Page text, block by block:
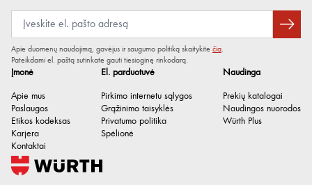
Įmonė
Apie mus
Paslaugos
Etikos kodeksas
Karjera
Kontaktai
El. parduotuvė
Pirkimo internetu sąlygos
Grąžinimo taisyklės
Privatumo politika
Spėlionė
Naudinga
Prekių katalogai
Naudingos nuorodos
Würth Plus
Apie duomenų naudojimą, gavėjus ir saugumo politiką skaitykite čia.
Pateikdami el. paštą sutinkate gauti tiesioginę rinkodarą.